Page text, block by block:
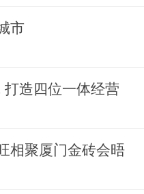
市
打造四位一体经营
相聚厦门金砖会晤